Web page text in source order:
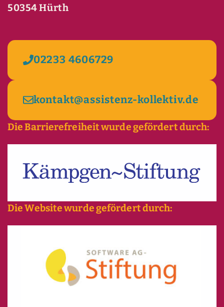
50354 Hürth
02233 4606729
kontakt@assistenz-kollektiv.de
Die Barrierefreiheit wurde gefördert durch:
Die Website wurde gefördert durch: